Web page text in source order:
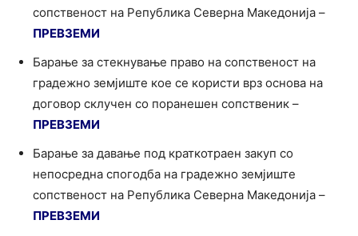
сопственост на Република Северна Македонија –
ПРЕВЗЕМИ
Барање за стекнување право на сопственост на
градежно земјиште кое се користи врз основа на
договор склучен со поранешен сопственик –
ПРЕВЗЕМИ
Барање за давање под краткотраен закуп со
непосредна спогодба на градежно земјиште
сопственост на Република Северна Македонија –
ПРЕВЗЕМИ